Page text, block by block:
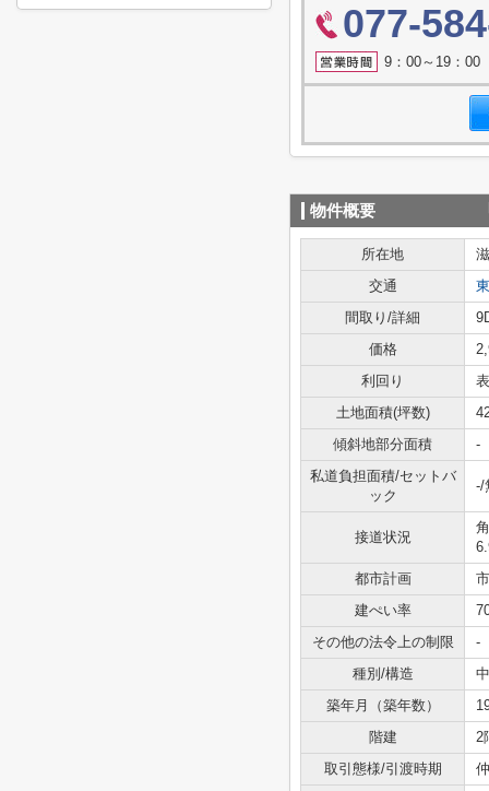
077-
9：00～19：00
物件概要
所在地
交通
間取り/詳細
価格
利回り
土地面積(坪数)
傾斜地部分面積
-
私道負担面積/セットバ
ック
-/
接道状況
都市計画
建ぺい率
その他の法令上の制限
-
種別/構造
築年月（築年数）
階建
2
取引態様/引渡時期